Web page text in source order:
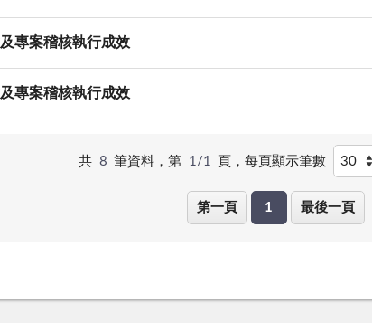
專案稽核執行成效
專案稽核執行成效
共 8 筆資料，第 1/1 頁，每頁顯示筆數
第一頁 1 最後一頁